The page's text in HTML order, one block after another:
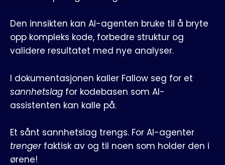
Den innsikten kan AI-agenten bruke til å bryte
opp kompleks kode, forbedre struktur og
validere resultatet med nye analyser.
I dokumentasjonen kaller Fallow seg for et
sannhetslag for kodebasen som AI-
assistenten kan kalle på.
Et sånt sannhetslag trengs. For AI-agenter
trengerfaktisk av og til noen som holder den i
ørene!